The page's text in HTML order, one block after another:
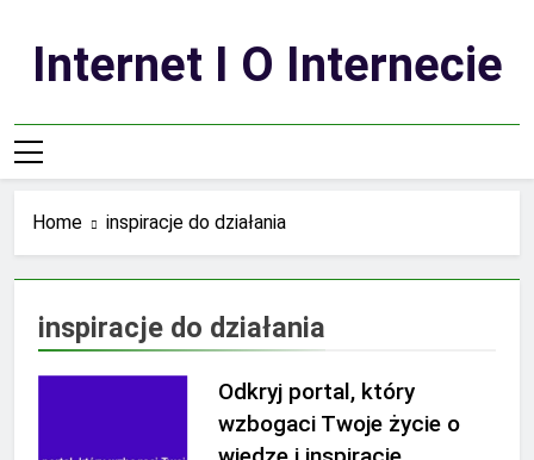
contentInternet I O Internecie
Home inspiracje do działania
inspiracje do działania
Odkryj portal, który
wzbogaci Twoje życie o